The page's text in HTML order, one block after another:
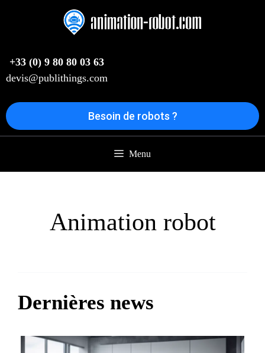
+33 (0) 9 80 80 03 63
devis@publithings.com
Besoin de robots ?
Menu
Animation robot
Dernières news